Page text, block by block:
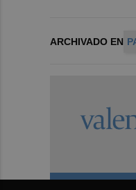
ARCHIVADO EN